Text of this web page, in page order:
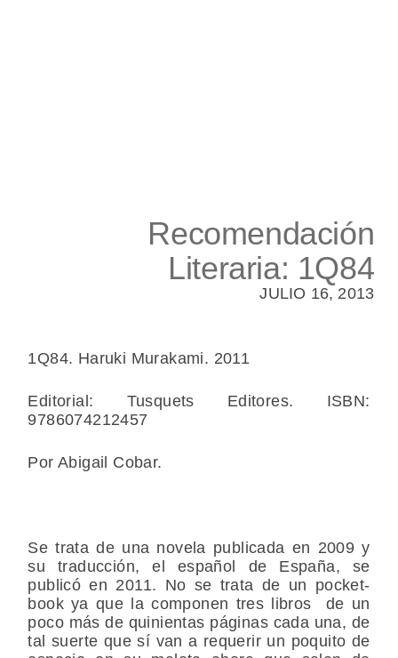
Recomendación
Literaria: 1Q84
JULIO 16, 2013
1Q84. Haruki Murakami. 2011
Editorial: Tusquets Editores. ISBN:
9786074212457
Por Abigail Cobar.
Se trata de una novela publicada en 2009 y
su traducción, el español de España, se
publicó en 2011. No se trata de un pocket-
book ya que la componen tres libros de un
poco más de quinientas páginas cada una, de
tal suerte que sí van a requerir un poquito de